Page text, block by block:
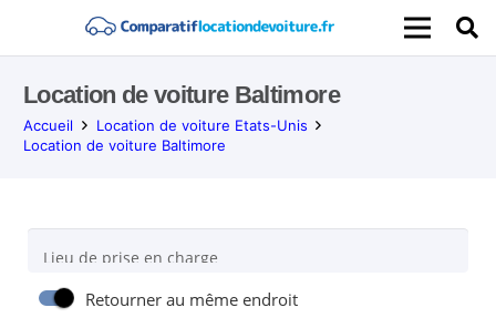
Location de voiture Baltimore
Accueil
Location de voiture Etats-Unis
Location de voiture Baltimore
Lieu de prise en charge
Retourner au même endroit